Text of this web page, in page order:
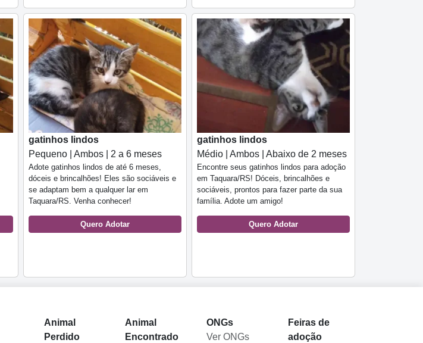
gatinhos lindos
Pequeno | Ambos | 2 a 6 meses
Adote gatinhos lindos de até 6 meses,
dóceis e brincalhões! Eles são sociáveis e
se adaptam bem a qualquer lar em
Taquara/RS. Venha conhecer!
Quero Adotar
gatinhos lindos
Médio | Ambos | Abaixo de 2 meses
Encontre seus gatinhos lindos para adoção
em Taquara/RS! Dóceis, brincalhões e
sociáveis, prontos para fazer parte da sua
família. Adote um amigo!
Quero Adotar
Animal
Perdido
Animal
Encontrado
ONGs
Ver ONGs
Feiras de
adoção